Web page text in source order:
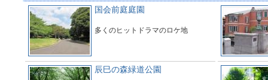
国会前庭庭園
多くのヒットドラマのロケ地
辰巳の森緑道公園